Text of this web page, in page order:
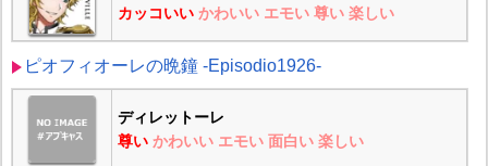
カッコいい かわいい エモい 尊い 楽しい
ピオフィオーレの晩鐘 -Episodio1926-
ディレットーレ
尊い かわいい エモい 面白い 楽しい